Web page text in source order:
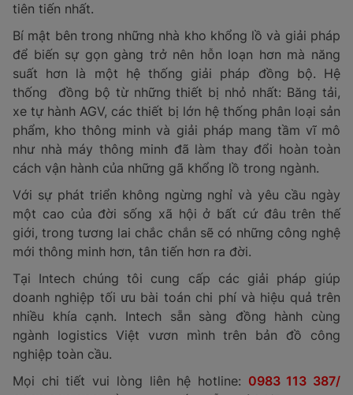
tiên tiến nhất.
Bí mật bên trong những nhà kho khổng lồ và giải pháp
để biến sự gọn gàng trở nên hỗn loạn hơn mà năng
suất hơn là một hệ thống giải pháp đồng bộ. Hệ
thống đồng bộ từ những thiết bị nhỏ nhất: Băng tải,
xe tự hành AGV, các thiết bị lớn hệ thống phân loại sản
phẩm, kho thông minh và giải pháp mang tầm vĩ mô
như nhà máy thông minh đã làm thay đổi hoàn toàn
cách vận hành của những gã khổng lồ trong ngành.
Với sự phát triển không ngừng nghỉ và yêu cầu ngày
một cao của đời sống xã hội ở bất cứ đâu trên thế
giới, trong tương lai chắc chắn sẽ có những công nghệ
mới thông minh hơn, tân tiến hơn ra đời.
Tại Intech chúng tôi cung cấp các giải pháp giúp
doanh nghiệp tối ưu bài toán chi phí và hiệu quả trên
nhiều khía cạnh. Intech sẵn sàng đồng hành cùng
ngành logistics Việt vươn mình trên bản đồ công
nghiệp toàn cầu.
Mọi chi tiết vui lòng liên hệ hotline: 0983 113 387/